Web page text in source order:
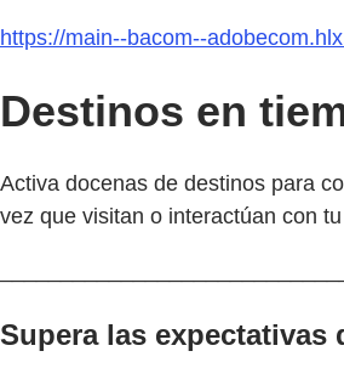
https://main--bacom--
Destinos en
Activa docenas de destinos para
vez que visitan o interactúan con
Supera las expectativas